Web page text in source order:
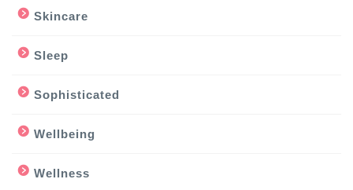
Skincare
Sleep
Sophisticated
Wellbeing
Wellness